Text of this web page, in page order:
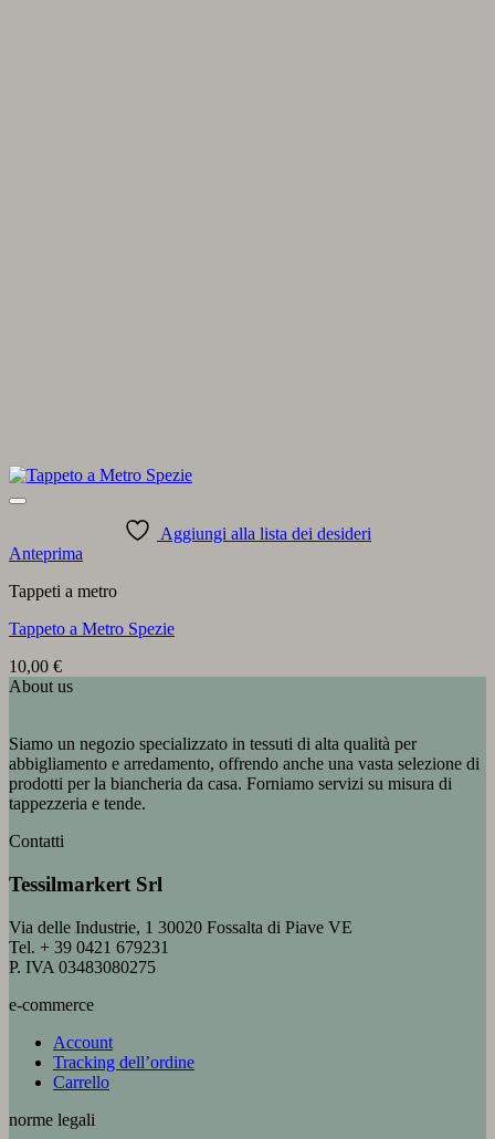
Aggiungi alla lista dei desideri
Anteprima
Tappeti a metro
Tappeto a Metro Spezie
10,00 €
About us
Siamo un negozio specializzato in tessuti di alta qualità per
abbigliamento e arredamento, offrendo anche una vasta selezione di
prodotti per la biancheria da casa. Forniamo servizi su misura di
tappezzeria e tende.
Contatti
Tessilmarkert Srl
Via delle Industrie, 1 30020 Fossalta di Piave VE
Tel. + 39 0421 679231
P. IVA 03483080275
e-commerce
Account
Tracking dell’ordine
Carrello
norme legali